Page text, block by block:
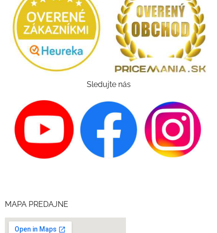
Sledujte nás
MAPA PREDAJNE